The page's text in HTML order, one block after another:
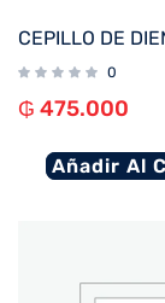
0
₲ 475.000
Añadir Al